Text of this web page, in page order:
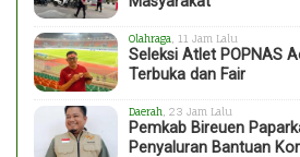
Olahraga , 11 Jam Lalu
Seleksi Atlet POPNAS
Terbuka dan Fair
Daerah , 23 Jam Lalu
Pemkab Bireuen
Penyaluran Bantuan